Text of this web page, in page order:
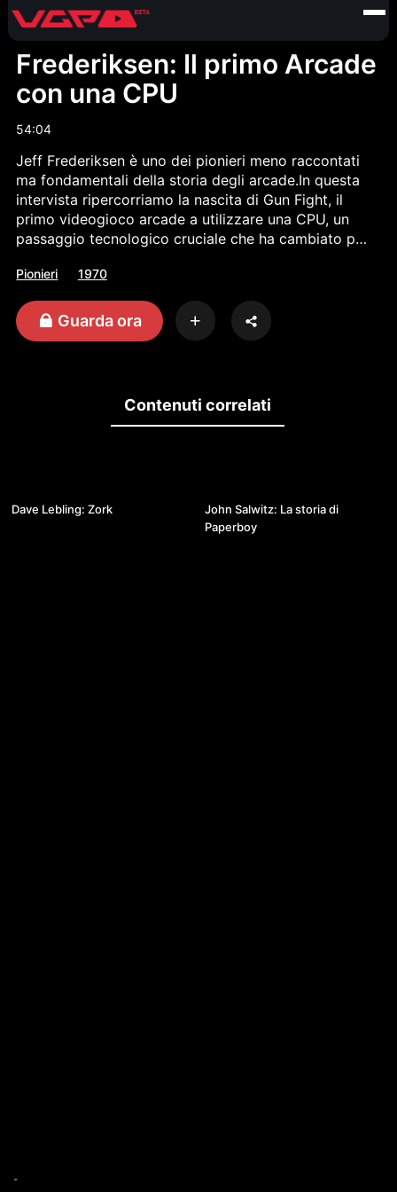
Frederiksen: Il primo Arcade
con una CPU
54:04
Jeff Frederiksen è uno dei pionieri meno raccontati
ma fondamentali della storia degli arcade.In questa
intervista ripercorriamo la nascita di Gun Fight, il
primo videogioco arcade a utilizzare una CPU, un
passaggio tecnologico cruciale che ha cambiato per
videogiochi. Frederiksen racconta il contesto
tecnico, le sfide dell’epoca e l’impatto di quella
scelta sull’evoluzione dell’industria, offrendo uno
sguardo diretto su un momento chiave della storia
Pionieri 1970
Guarda ora
Contenuti correlati
Dave Lebling: Zork
John Salwitz: La storia di
Paperboy